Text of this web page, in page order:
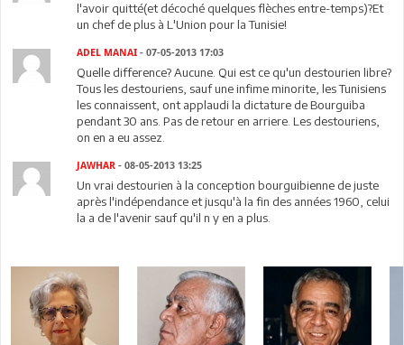
l'avoir quitté(et décoché quelques flèches entre-temps)?Et
un chef de plus à L'Union pour la Tunisie!
ADEL MANAI - 07-05-2013 17:03
Quelle difference? Aucune. Qui est ce qu'un destourien libre?
Tous les destouriens, sauf une infime minorite, les Tunisiens
les connaissent, ont applaudi la dictature de Bourguiba
pendant 30 ans. Pas de retour en arriere. Les destouriens,
on en a eu assez.
JAWHAR - 08-05-2013 13:25
Un vrai destourien à la conception bourguibienne de juste
après l'indépendance et jusqu'à la fin des années 1960, celui
la a de l'avenir sauf qu'il n y en a plus.